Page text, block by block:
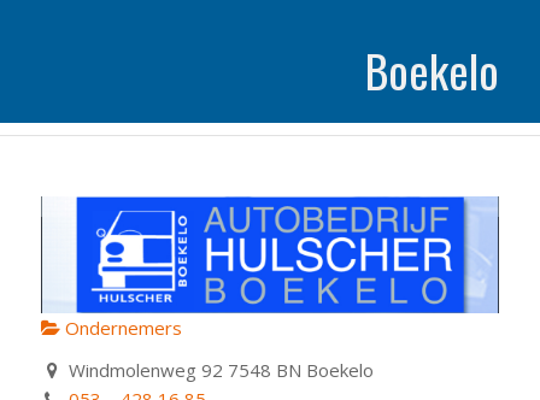
Boekelo
Ondernemers
Windmolenweg 92 7548 BN Boekelo